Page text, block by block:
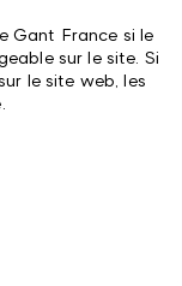
Gant France si le
sur le site. Si
le site web, les